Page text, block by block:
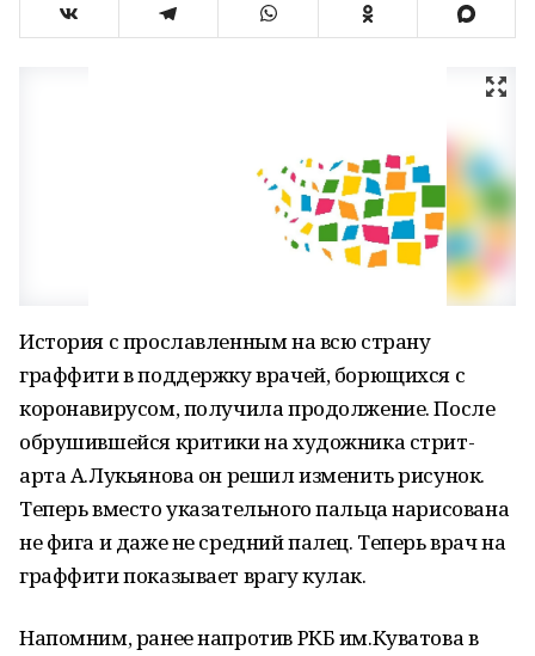
История с прославленным на всю страну
граффити в поддержку врачей, борющихся с
коронавирусом, получила продолжение. После
обрушившейся критики на художника стрит-
арта А.Лукьянова он решил изменить рисунок.
Теперь вместо указательного пальца нарисована
не фига и даже не средний палец. Теперь врач на
граффити показывает врагу кулак.
Напомним, ранее напротив РКБ им.Куватова в